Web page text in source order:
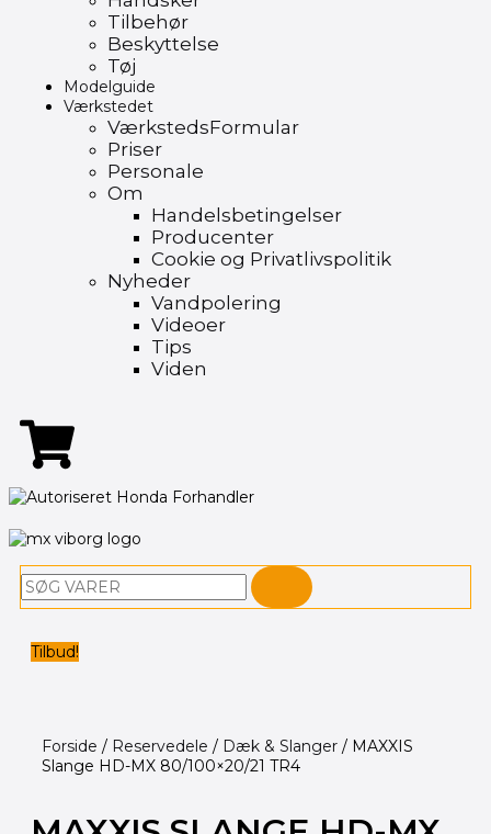
Tilbehør
Beskyttelse
Tøj
Modelguide
Værkstedet
VærkstedsFormular
Priser
Personale
Om
Handelsbetingelser
Producenter
Cookie og Privatlivspolitik
Nyheder
Vandpolering
Videoer
Tips
Viden
Søg
Tilbud!
Forside / Reservedele / Dæk & Slanger / MAXXIS
Slange HD-MX 80/100×20/21 TR4